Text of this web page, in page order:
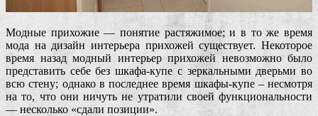
Модные прихожие — понятие растяжимое; и в то же время
мода на дизайн интерьера прихожей существует. Некоторое
время назад модный интерьер прихожей невозможно было
представить себе без шкафа-купе с зеркальными дверьми во
всю стену; однако в последнее время шкафы-купе – несмотря
на то, что они ничуть не утратили своей функциональности
— несколько «сдали позиции».